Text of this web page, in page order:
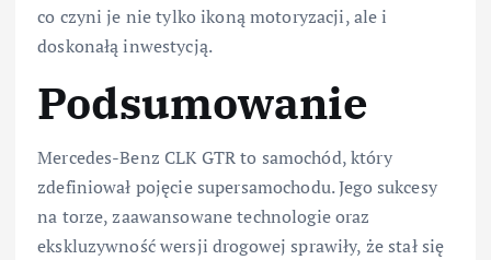
co czyni je nie tylko ikoną motoryzacji, ale i
doskonałą inwestycją.
Podsumowanie
Mercedes-Benz CLK GTR to samochód, który
zdefiniował pojęcie supersamochodu. Jego sukcesy
na torze, zaawansowane technologie oraz
ekskluzywność wersji drogowej sprawiły, że stał się